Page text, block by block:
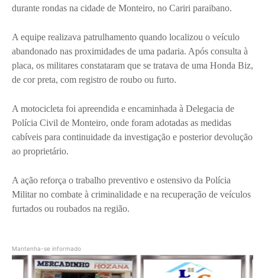
durante rondas na cidade de Monteiro, no Cariri paraibano.
A equipe realizava patrulhamento quando localizou o veículo
abandonado nas proximidades de uma padaria. Após consulta à
placa, os militares constataram que se tratava de uma Honda Biz,
de cor preta, com registro de roubo ou furto.
A motocicleta foi apreendida e encaminhada à Delegacia de
Polícia Civil de Monteiro, onde foram adotadas as medidas
cabíveis para continuidade da investigação e posterior devolução
ao proprietário.
A ação reforça o trabalho preventivo e ostensivo da Polícia
Militar no combate à criminalidade e na recuperação de veículos
furtados ou roubados na região.
Mantenha-se informado